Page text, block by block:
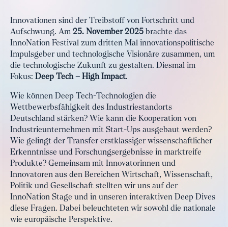
Innovationen sind der Treibstoff von Fortschritt und
Aufschwung. Am 25. November 2025 brachte das
InnoNation Festival zum dritten Mal innovationspolitische
Impulsgeber und technologische Visionäre zusammen, um
die technologische Zukunft zu gestalten. Diesmal im
Fokus: Deep Tech – High Impact.
Wie können Deep Tech-Technologien die
Wettbewerbsfähigkeit des Industriestandorts
Deutschland stärken? Wie kann die Kooperation von
Industrieunternehmen mit Start-Ups ausgebaut werden?
Wie gelingt der Transfer erstklassiger wissenschaftlicher
Erkenntnisse und Forschungsergebnisse in marktreife
Produkte? Gemeinsam mit Innovatorinnen und
Innovatoren aus den Bereichen Wirtschaft, Wissenschaft,
Politik und Gesellschaft stellten wir uns auf der
InnoNation Stage und in unseren interaktiven Deep Dives
diese Fragen. Dabei beleuchteten wir sowohl die nationale
wie europäische Perspektive.